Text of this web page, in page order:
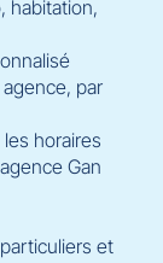
habitation,
par
horaires
Gan
et